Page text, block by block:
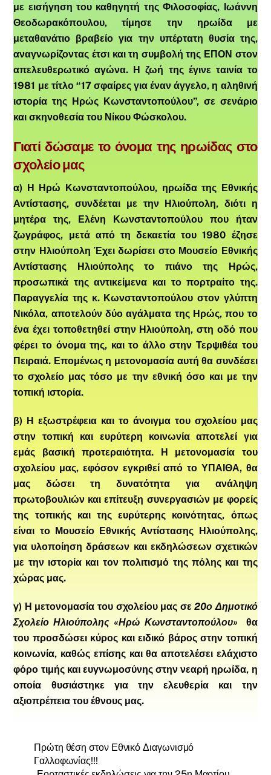
με εισήγηση του καθηγητή της Φιλοσοφίας, Ιωάννη
Θεοδωρακόπουλου, τίμησε την ηρωίδα με
μεταθανάτιο βραβείο για την υπέρτατη θυσία της,
αναγνωρίζοντας έτσι και τη συμβολή της ΕΠΟΝ στον
απελευθερωτικό αγώνα. Η ζωή της έγινε ταινία το
1981 με τίτλο “17 σφαίρες για έναν άγγελο, η αληθινή
ιστορία της Ηρώς Κωνσταντοπούλου”, σε σενάριο
και σκηνοθεσία του Νίκου Φώσκολου.
Γιατί δώσαμε το όνομα της ηρωίδας στο
σχολείο μας
α) Η Ηρώ Κωνσταντοπούλου, ηρωίδα της Εθνικής
Αντίστασης, συνδέεται με την Ηλιούπολη, διότι η
μητέρα της, Ελένη Κωνσταντοπούλου που ήταν
ζωγράφος, μετά από τη δεκαετία του 1980 έζησε
στην Ηλιούπολη Έχει δωρίσει στο Μουσείο Εθνικής
Αντίστασης Ηλιούπολης το πιάνο της Ηρώς,
προσωπικά της αντικείμενα και το πορτραίτο της.
Παραγγελία της κ. Κωνσταντοπούλου στον γλύπτη
Νικόλα, αποτελούν δύο αγάλματα της Ηρώς, που το
ένα έχει τοποθετηθεί στην Ηλιούπολη, στη οδό που
φέρει το όνομα της, και το άλλο στην Τερψιθέα του
Πειραιά. Επομένως η μετονομασία αυτή θα συνδέσει
το σχολείο μας τόσο με την εθνική όσο και με την
τοπική ιστορία.
β) Η εξωστρέφεια και το άνοιγμα του σχολείου μας
στην τοπική και ευρύτερη κοινωνία αποτελεί για
εμάς βασική προτεραιότητα. Η μετονομασία του
σχολείου μας, εφόσον εγκριθεί από το ΥΠΑΙΘΑ, θα
μας δώσει τη δυνατότητα για ανάληψη
πρωτοβουλιών και επίτευξη συνεργασιών με φορείς
της τοπικής και της ευρύτερης κοινότητας, όπως
είναι το Μουσείο Εθνικής Αντίστασης Ηλιούπολης,
για υλοποίηση δράσεων και εκδηλώσεων σχετικών
με την ιστορία και τον πολιτισμό της πόλης και της
χώρας μας.
γ) Η μετονομασία του σχολείου μας σε20ο Δημοτικό
Σχολείο Ηλιούπολης «Ηρώ Κωνσταντοπούλου» θα
του προσδώσει κύρος και ειδικό βάρος στην τοπική
κοινωνία, καθώς επίσης και θα αποτελέσει ελάχιστο
φόρο τιμής και ευγνωμοσύνης στην νεαρή ηρωίδα, η
οποία θυσιάστηκε για την ελευθερία και την
αξιοπρέπεια του έθνους μας.
Πρώτη θέση στον Εθνικό Διαγωνισμό
Γαλλοφωνίας!!!